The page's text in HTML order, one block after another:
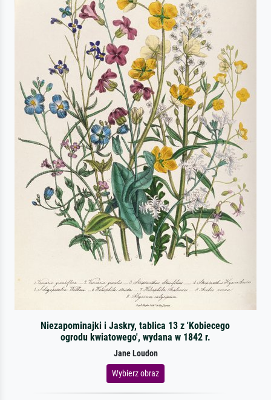
Niezapominajki i Jaskry, tablica 13 z 'Kobiecego
ogrodu kwiatowego', wydana w 1842 r.
Jane Loudon
Wybierz obraz